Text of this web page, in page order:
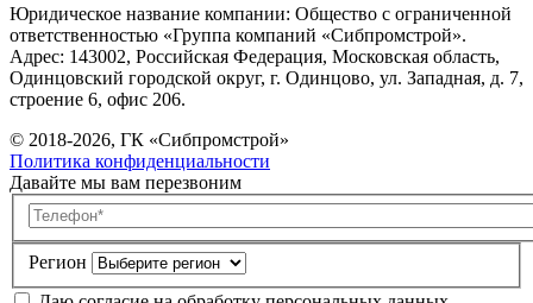
Юридическое название компании: Общество с ограниченной
ответственностью «Группа компаний «Сибпромстрой».
Адрес: 143002, Российская Федерация, Московская область,
Одинцовский городской округ, г. Одинцово, ул. Западная, д. 7,
строение 6, офис 206.
© 2018-2026, ГК «Сибпромстрой»
Политика конфиденциальности
Давайте мы вам перезвоним
Телефон
Регион